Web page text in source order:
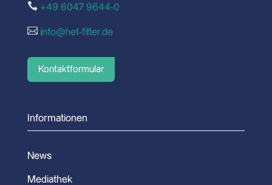
 +49 6047 9644-0
 info@het-filter.de
Kontaktformular
Informationen
News
Mediathek